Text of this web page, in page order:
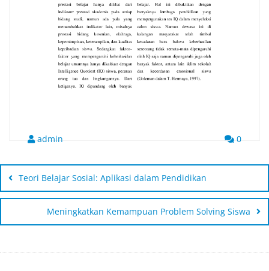
admin 0
Teori Belajar Sosial: Aplikasi dalam Pendidikan
Meningkatkan Kemampuan Problem Solving Siswa